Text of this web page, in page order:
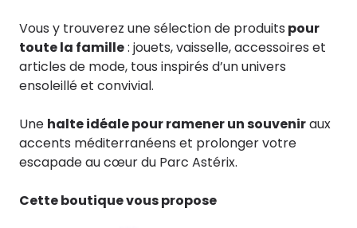
Vous y trouverez une sélection de produits pour
toute la famille: jouets, vaisselle, accessoires et
articles de mode, tous inspirés d’un univers
ensoleillé et convivial.
Une halte idéale pour ramener un souveniraux
accents méditerranéens et prolonger votre
escapade au cœur du Parc Astérix.
Cette boutique vous propose